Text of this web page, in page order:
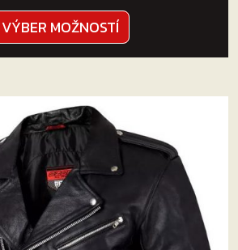
VÝBER MOŽNOSTÍ
produkt
má
variantov.
si
môžete
vybrať
na
stránke
produktu.